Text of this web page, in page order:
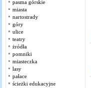
pasma górskie
miasta
nartostrady
góry
ulice
teatry
żródła
pomniki
miasteczka
lasy
pałace
ścieżki edukacyjne